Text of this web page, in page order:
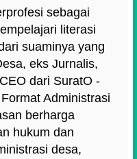
sebagai
literasi
suaminya yang
eks Jurnalis,
dari SuratO -
Administrasi
berharga
hukum dan
desa,